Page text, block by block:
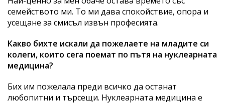
семейството ми. То ми дава спокойствие, опора и
усещане за смисъл извън професията.
Какво бихте искали да пожелаете на младите си
колеги, които сега поемат по пътя на нуклеарната
медицина?
Бих им пожелала преди всичко да останат
любопитни и търсещи. Нуклеарната медицина е